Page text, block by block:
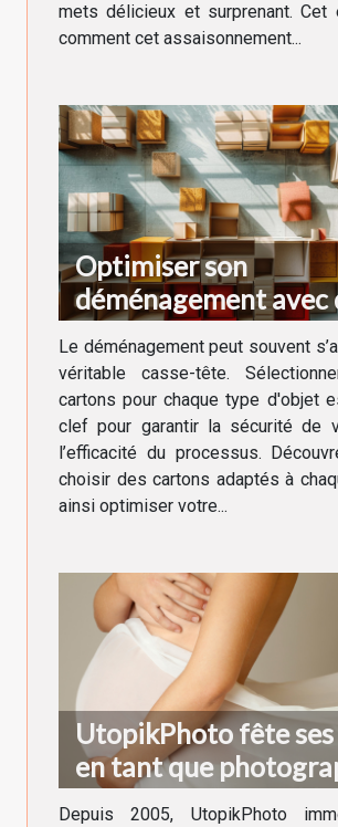
mets délicieux et surprenant. Cet
comment cet assaisonnement...
Optimiser son
déménagement avec
cartons adaptés à
besoin
Le déménagement peut souvent
véritable casse-tête.
cartons pour chaque type d'objet
clef pour garantir la sécurité de
l’efficacité du processus.
choisir des cartons adaptés à
ainsi optimiser votre...
UtopikPhoto fête ses
en tant que
grossesse à
Depuis 2005, UtopikPhoto